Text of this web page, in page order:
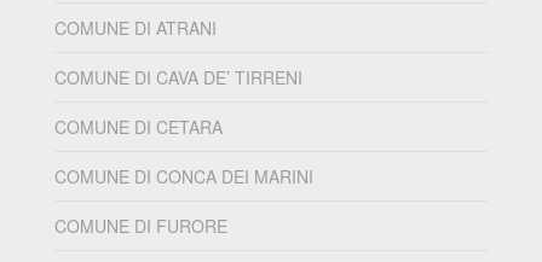
COMUNE DI ATRANI
COMUNE DI CAVA DE’ TIRRENI
COMUNE DI CETARA
COMUNE DI CONCA DEI MARINI
COMUNE DI FURORE